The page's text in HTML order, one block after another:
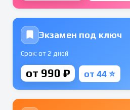
Экзамен под ключ
Срок: от 2 дней
от 990 ₽ от 44 ⭐